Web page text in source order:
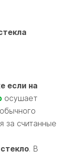
если на
осушает
за считанные
. В